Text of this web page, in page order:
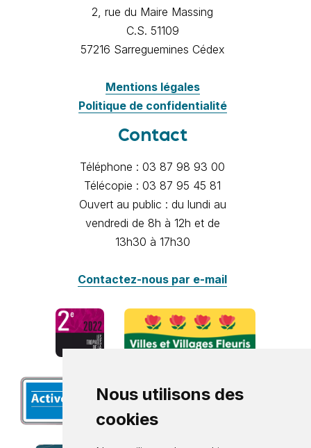
Nous utilisons des
cookies
2, rue du Maire Massing
C.S. 51109
57216 Sarreguemines Cédex
Mentions légales
Politique de confidentialité
Contact
Téléphone : 03 87 98 93 00
Télécopie : 03 87 95 45 81
Ouvert au public : du lundi au
vendredi de 8h à 12h et de
13h30 à 17h30
Contactez-nous par e-mail